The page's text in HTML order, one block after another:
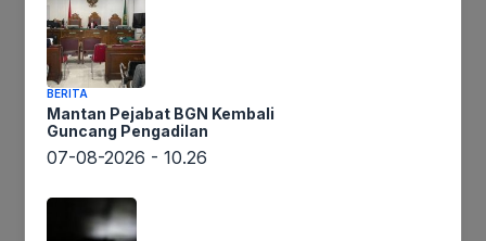
Lintaswarta.co.id – Kepala Staf TNI Angkatan
memastikan prosesi pelantikan Presiden dan
BERITA
Mantan Pejabat BGN Kembali
Guncang Pengadilan
07-08-2026 - 10.26